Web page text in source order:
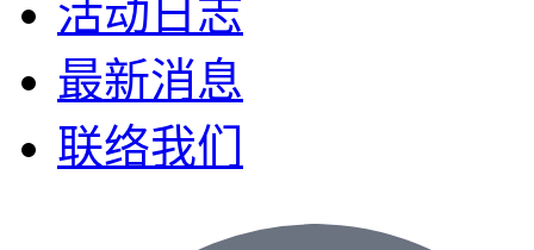
活动日志
最新消息
联络我们